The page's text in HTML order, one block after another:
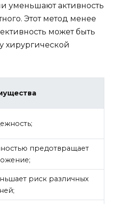
уменьшают активность
Этот метод менее
может быть
хирургической
предотвращает
риск различных